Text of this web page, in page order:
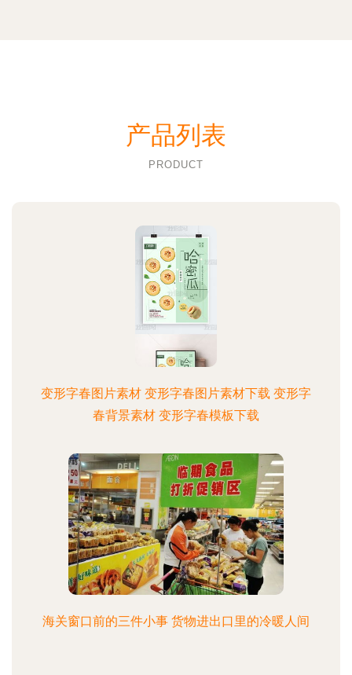
产品列表
PRODUCT
变形字春图片素材 变形字春图片素材下载 变形字
春背景素材 变形字春模板下载
海关窗口前的三件小事 货物进出口里的冷暖人间